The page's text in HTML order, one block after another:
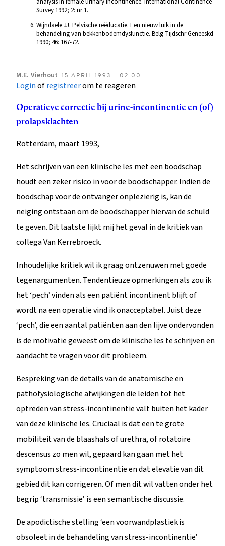
Survey 1992; 2: nr 1.
Wijndaele JJ. Pelvische reëducatie. Een nieuw luik in de
behandeling van bekkenbodemdysfunctie. Belg Tijdschr Geneeskd
1990; 46: 167-72.
M.E. Vierhout 15 APRIL 1993 - 02:00
Loginofregistreerom te reageren
Operatieve correctie bij urine-incontinentie en (of)
prolapsklachten
Rotterdam, maart 1993,
Het schrijven van een klinische les met een boodschap
houdt een zeker risico in voor de boodschapper. Indien de
boodschap voor de ontvanger onplezierig is, kan de
neiging ontstaan om de boodschapper hiervan de schuld
te geven. Dit laatste lijkt mij het geval in de kritiek van
collega Van Kerrebroeck.
Inhoudelijke kritiek wil ik graag ontzenuwen met goede
tegenargumenten. Tendentieuze opmerkingen als zou ik
het ‘pech’ vinden als een patiënt incontinent blijft of
wordt na een operatie vind ik onacceptabel. Juist deze
‘pech’, die een aantal patiënten aan den lijve ondervonden
is de motivatie geweest om de klinische les te schrijven en
aandacht te vragen voor dit probleem.
Bespreking van de details van de anatomische en
pathofysiologische afwijkingen die leiden tot het
optreden van stress-incontinentie valt buiten het kader
van deze klinische les. Cruciaal is dat een te grote
mobiliteit van de blaashals of urethra, of rotatoire
descensus zo men wil, gepaard kan gaan met het
symptoom stress-incontinentie en dat elevatie van dit
gebied dit kan corrigeren. Of men dit wil vatten onder het
begrip ‘transmissie’ is een semantische discussie.
De apodictische stelling ‘een voorwandplastiek is
obsoleet in de behandeling van stress-incontinentie’